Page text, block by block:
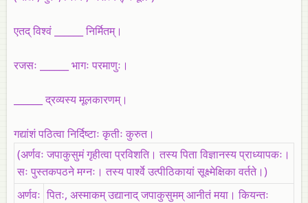
एतद् विश्वं ______ निर्मितम्।
रजसः ______ भागः परमाणुः।
______ द्रव्यस्य मूलकारणम्।
गद्यांशं पठित्वा निर्दिष्टाः कृतीः कुरुत।
(अर्णवः जपाकुसुमं गृहीत्वा प्रविशति। तस्य पिता विज्ञानस्य प्राध्यापकः।
सः पुस्तकपठने मग्नः। तस्य पार्श्वे उत्पीठिकायां सूक्ष्मेक्षिका वर्तते।)
अर्णवः पितः, अस्माकम्‌ उद्यानाद्‌ जपाकुसुमम्‌ आनीतं मया। कियन्तः